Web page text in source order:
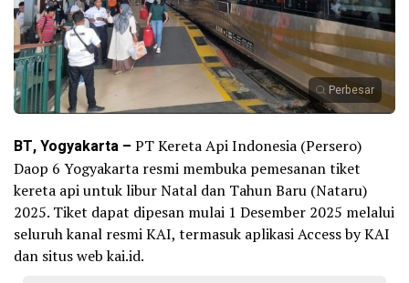
Perbesar
BT, Yogyakarta – PT Kereta Api Indonesia (Persero)
Daop 6 Yogyakarta resmi membuka pemesanan tiket
kereta api untuk libur Natal dan Tahun Baru (Nataru)
2025. Tiket dapat dipesan mulai 1 Desember 2025 melalui
seluruh kanal resmi KAI, termasuk aplikasi Access by KAI
dan situs web kai.id.